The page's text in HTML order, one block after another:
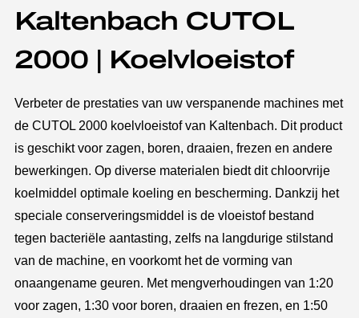
Kaltenbach CUTOL
2000 | Koelvloeistof
Verbeter de prestaties van uw verspanende machines met
de CUTOL 2000 koelvloeistof van Kaltenbach. Dit product
is geschikt voor zagen, boren, draaien, frezen en andere
bewerkingen. Op diverse materialen biedt dit chloorvrije
koelmiddel optimale koeling en bescherming. Dankzij het
speciale conserveringsmiddel is de vloeistof bestand
tegen bacteriële aantasting, zelfs na langdurige stilstand
van de machine, en voorkomt het de vorming van
onaangename geuren. Met mengverhoudingen van 1:20
voor zagen, 1:30 voor boren, draaien en frezen, en 1:50